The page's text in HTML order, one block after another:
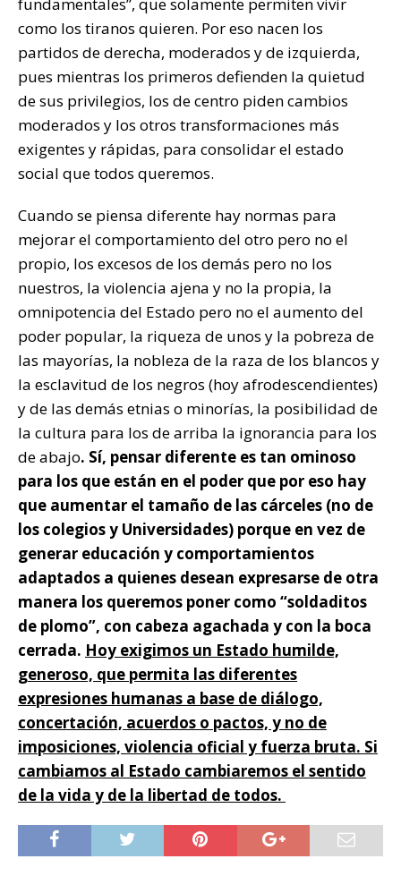
fundamentales”, que solamente permiten vivir
como los tiranos quieren. Por eso nacen los
partidos de derecha, moderados y de izquierda,
pues mientras los primeros defienden la quietud
de sus privilegios, los de centro piden cambios
moderados y los otros transformaciones más
exigentes y rápidas, para consolidar el estado
social que todos queremos.
Cuando se piensa diferente hay normas para
mejorar el comportamiento del otro pero no el
propio, los excesos de los demás pero no los
nuestros, la violencia ajena y no la propia, la
omnipotencia del Estado pero no el aumento del
poder popular, la riqueza de unos y la pobreza de
las mayorías, la nobleza de la raza de los blancos y
la esclavitud de los negros (hoy afrodescendientes)
y de las demás etnias o minorías, la posibilidad de
la cultura para los de arriba la ignorancia para los
de abajo. Sí, pensar diferente es tan ominoso
para los que están en el poder que por eso hay
que aumentar el tamaño de las cárceles (no de
los colegios y Universidades) porque en vez de
generar educación y comportamientos
adaptados a quienes desean expresarse de otra
manera los queremos poner como “soldaditos
de plomo”, con cabeza agachada y con la boca
cerrada. Hoy exigimos un Estado humilde,
generoso, que permita las diferentes
expresiones humanas a base de diálogo,
concertación, acuerdos o pactos, y no de
imposiciones, violencia oficial y fuerza bruta. Si
cambiamos al Estado cambiaremos el sentido
de la vida y de la libertad de todos.